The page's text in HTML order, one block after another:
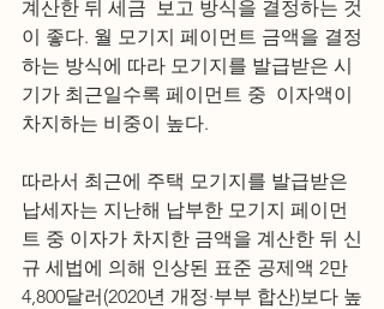
계산한 뒤 세금  보고 방식을 결정하는 것
이 좋다. 월 모기지 페이먼트 금액을 결정
하는 방식에 따라 모기지를 발급받은 시
기가 최근일수록 페이먼트 중  이자액이
차지하는 비중이 높다.
따라서 최근에 주택 모기지를 발급받은
납세자는 지난해 납부한 모기지 페이먼
트 중 이자가 차지한 금액을 계산한 뒤 신
규 세법에 의해 인상된 표준 공제액 2만
4,800달러(2020년 개정·부부 합산)보다 높